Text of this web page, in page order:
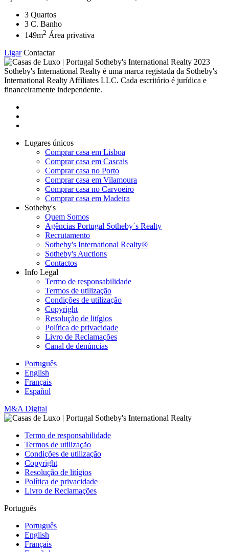
3 Quartos
3 C. Banho
149m2 Área privativa
Ligar Contactar
2023
Sotheby's International Realty é uma marca registada da Sotheby's
International Realty Affiliates LLC. Cada escritório é jurídica e
financeiramente independente.
Lugares únicos
Comprar casa em Lisboa
Comprar casa em Cascais
Comprar casa no Porto
Comprar casa em Vilamoura
Comprar casa no Carvoeiro
Comprar casa em Madeira
Sotheby's
Quem Somos
Agências Portugal Sotheby´s Realty
Recrutamento
Sotheby's International Realty®
Sotheby's Auctions
Contactos
Info Legal
Termo de responsabilidade
Termos de utilização
Condições de utilização
Copyright
Resolução de litígios
Política de privacidade
Livro de Reclamações
Canal de denúncias
Português
English
Français
Español
M&A Digital
Termo de responsabilidade
Termos de utilização
Condições de utilização
Copyright
Resolução de litígios
Política de privacidade
Livro de Reclamações
Português
Português
English
Français